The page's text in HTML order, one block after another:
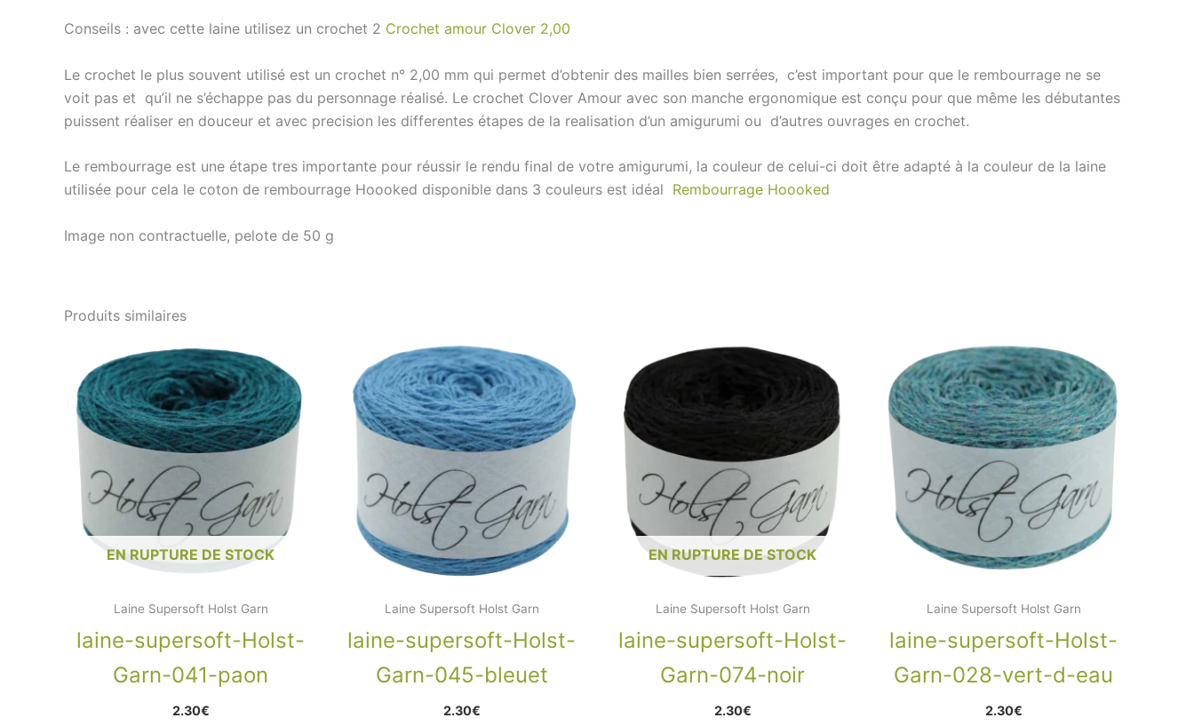
Conseils : avec cette laine utilisez un crochet 2 Crochet amour Clover 2,00
Le crochet le plus souvent utilisé est un crochet n° 2,00 mm qui permet d’obtenir des mailles bien serrées, c’est important pour que le rembourrage ne se
voit pas et qu’il ne s’échappe pas du personnage réalisé. Le crochet Clover Amour avec son manche ergonomique est conçu pour que même les débutantes
puissent réaliser en douceur et avec precision les differentes étapes de la realisation d’un amigurumi ou d’autres ouvrages en crochet.
Le rembourrage est une étape tres importante pour réussir le rendu final de votre amigurumi, la couleur de celui-ci doit être adapté à la couleur de la laine
utilisée pour cela le coton de rembourrage Hoooked disponible dans 3 couleurs est idéal Rembourrage Hoooked
Image non contractuelle, pelote de 50 g
Produits similaires
EN RUPTURE DE STOCK
Laine Supersoft Holst Garn
laine-supersoft-Holst-
Garn-041-paon
2.30€
Laine Supersoft Holst Garn
laine-supersoft-Holst-
Garn-045-bleuet
2.30€
EN RUPTURE DE STOCK
Laine Supersoft Holst Garn
laine-supersoft-Holst-
Garn-074-noir
2.30€
Laine Supersoft Holst Garn
laine-supersoft-Holst-
Garn-028-vert-d-eau
2.30€